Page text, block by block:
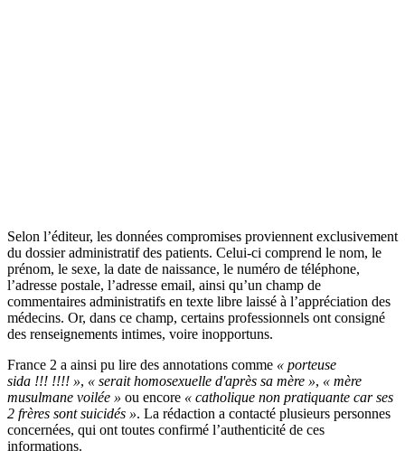
Selon l’éditeur, les données compromises proviennent exclusivement
du dossier administratif des patients. Celui-ci comprend le nom, le
prénom, le sexe, la date de naissance, le numéro de téléphone,
l’adresse postale, l’adresse email, ainsi qu’un champ de
commentaires administratifs en texte libre laissé à l’appréciation des
médecins. Or, dans ce champ, certains professionnels ont consigné
des renseignements intimes, voire inopportuns.
France 2 a ainsi pu lire des annotations comme « porteuse
sida !!! !!!! », « serait homosexuelle d'après sa mère », « mère
musulmane voilée » ou encore « catholique non pratiquante car ses
2 frères sont suicidés ». La rédaction a contacté plusieurs personnes
concernées, qui ont toutes confirmé l’authenticité de ces
informations.